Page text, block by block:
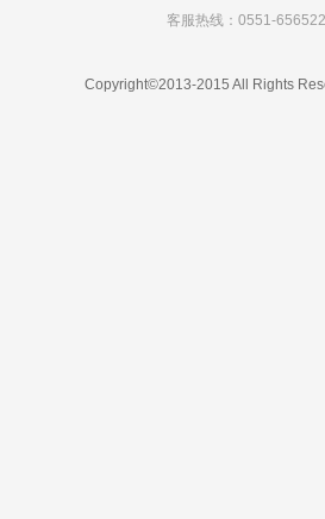
客服热线：0551-
Copyright©2013-2015 All Rights